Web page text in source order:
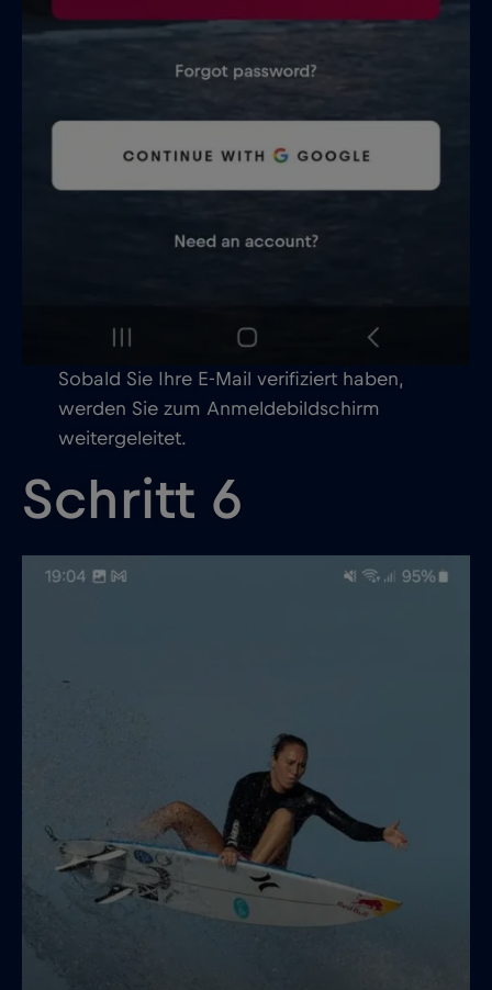
Sobald Sie Ihre E-Mail verifiziert haben,
werden Sie zum Anmeldebildschirm
weitergeleitet.
Schritt 6